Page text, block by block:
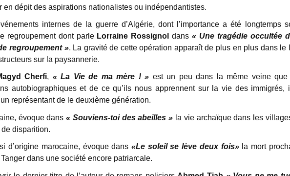
en dépit des aspirations nationalistes ou indépendantistes.
internes de la guerre d’Algérie, dont l’importance a été longtemps
regroupement dont parle Lorraine Rossignol dans« Une tragédie occultée
regroupement ». La gravité de cette opération apparaît de plus en plus dans le
sur la paysannerie.
Cherfi, « La Vie de ma mère ! » est un peu dans la même veine que
autobiographiques et de ce qu’ils nous apprennent sur la vie des immigrés,
représentant de le deuxième génération.
évoque dans« Souviens-toi des abeilles » la vie archaïque dans les
de disparition.
d’origine marocaine, évoque dans «Le soleil se lève deux fois»la mort
dans une société encore patriarcale.